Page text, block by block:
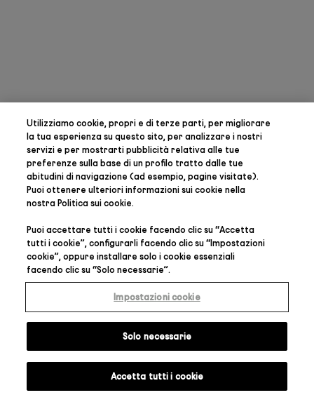
Utilizziamo cookie, propri e di terze parti, permigliorare
la tua esperienza su questo sito, per analizzare i nostri
servizi e per mostrarti pubblicità relativa alle tue
preferenze sulla base di un profilo tratto dalle tue
abitudini di navigazione (ad esempio, pagine visitate).
Puoi ottenere ulteriori informazioni sui cookie nella
nostraPolitica sui cookie.
Puoi accettare tutti i cookie facendo clic su “Accetta
tutti i cookie”, configurarli facendo clic su “Impostazioni
cookie”, oppure installare solo i cookie essenziali
facendo clic su “Solo necessarie”.
Impostazioni cookie
Solo necessarie
Accetta tutti i cookie